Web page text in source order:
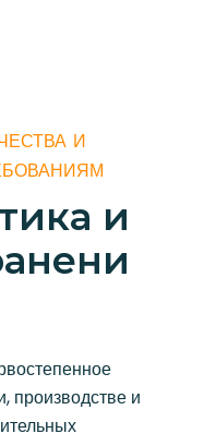
И
ика и
анени
производстве и